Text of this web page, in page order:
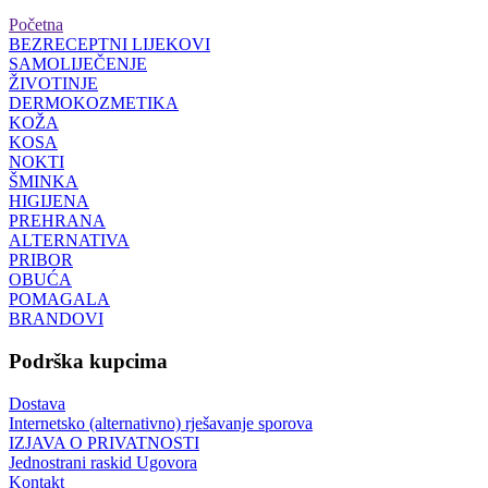
Početna
BEZRECEPTNI LIJEKOVI
SAMOLIJEČENJE
ŽIVOTINJE
DERMOKOZMETIKA
KOŽA
KOSA
NOKTI
ŠMINKA
HIGIJENA
PREHRANA
ALTERNATIVA
PRIBOR
OBUĆA
POMAGALA
BRANDOVI
Podrška kupcima
Dostava
Internetsko (alternativno) rješavanje sporova
IZJAVA O PRIVATNOSTI
Jednostrani raskid Ugovora
Kontakt